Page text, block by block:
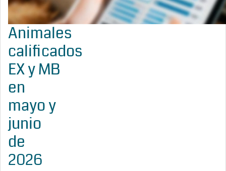
Animales
calificados
EX y MB
en
mayo y
junio
de
2026